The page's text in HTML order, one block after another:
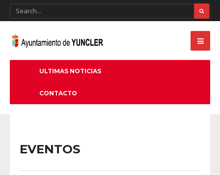
ULTIMAS NOTICIAS
CONTACTO
EVENTOS